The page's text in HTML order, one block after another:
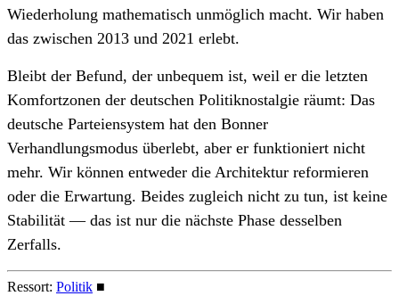
Wiederholung mathematisch unmöglich macht. Wir haben
das zwischen 2013 und 2021 erlebt.
Bleibt der Befund, der unbequem ist, weil er die letzten
Komfortzonen der deutschen Politiknostalgie räumt: Das
deutsche Parteiensystem hat den Bonner
Verhandlungsmodus überlebt, aber er funktioniert nicht
mehr. Wir können entweder die Architektur reformieren
oder die Erwartung. Beides zugleich nicht zu tun, ist keine
Stabilität — das ist nur die nächste Phase desselben
Zerfalls.
Ressort: Politik ■